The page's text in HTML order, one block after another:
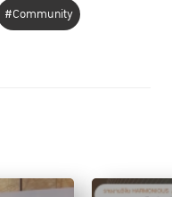
#Community